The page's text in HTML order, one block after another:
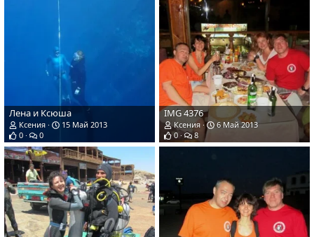
Лена и Ксюша
Ксения
15 Май 2013
0
0
IMG 4376
Ксения
6 Май 2013
0
8